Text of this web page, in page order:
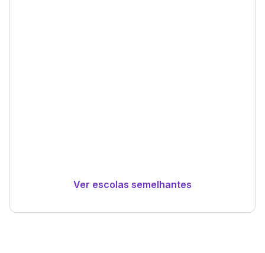
Ver escolas semelhantes